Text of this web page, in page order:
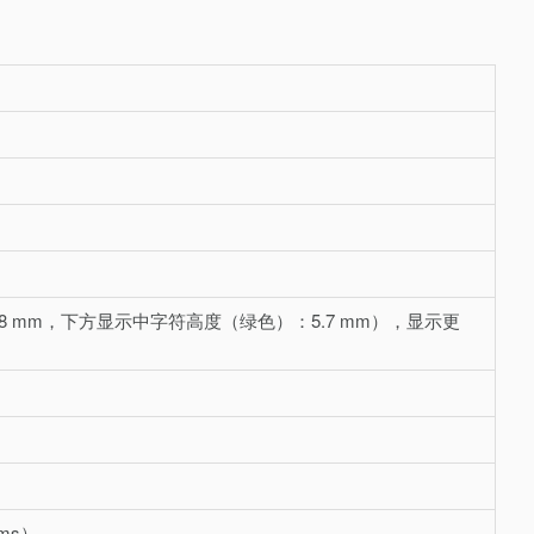
，下方显示中字符高度（绿色）：5.7 mm），显示更